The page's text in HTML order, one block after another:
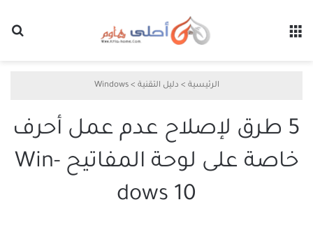
الرئيسية > دليل التقنية >
Windows
5 طرق لإصلاح عدم عمل أحرف
خاصة على لوحة المفاتيح Win­
dows 10